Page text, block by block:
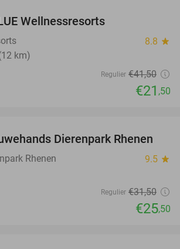
Wellnessresorts
8.8 star
km)
Regulier €41,50
€21 ,50
19%
Dierenpark Rhenen
Rhenen 9.5 star
Regulier €31,50
€25,50